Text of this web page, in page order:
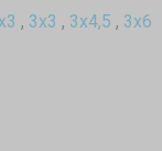
, 3x3 , 3x4,5 , 3x6